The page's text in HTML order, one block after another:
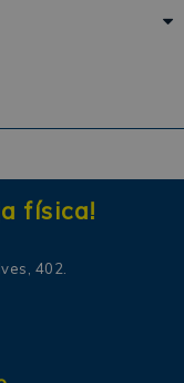
física!
402.